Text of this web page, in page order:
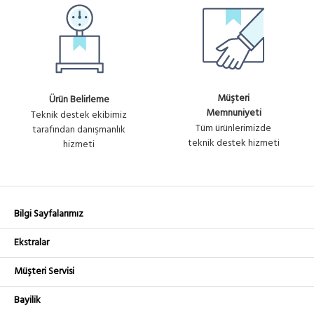
Ürün Belirleme
Teknik destek ekibimiz
tarafından danışmanlık
hizmeti
Müşteri
Memnuniyeti
Tüm ürünlerimizde
teknik destek hizmeti
Bilgi Sayfalarımız
Ekstralar
Müşteri Servisi
Bayilik